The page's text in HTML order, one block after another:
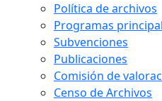
Política de archivos
Programas
Subvenciones
Publicaciones
Comisión de
Censo de Archivos